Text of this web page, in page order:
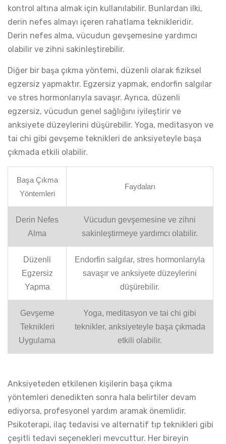
kontrol altına almak için kullanılabilir. Bunlardan ilki,
derin nefes almayı içeren rahatlama teknikleridir.
Derin nefes alma, vücudun gevşemesine yardımcı
olabilir ve zihni sakinleştirebilir.
Diğer bir başa çıkma yöntemi, düzenli olarak fiziksel
egzersiz yapmaktır. Egzersiz yapmak, endorfin salgılar
ve stres hormonlarıyla savaşır. Ayrıca, düzenli
egzersiz, vücudun genel sağlığını iyileştirir ve
anksiyete düzeylerini düşürebilir. Yoga, meditasyon ve
tai chi gibi gevşeme teknikleri de anksiyeteyle başa
çıkmada etkili olabilir.
Başa Çıkma
Yöntemleri
Faydaları
Derin Nefes
Alma
Vücudun gevşemesine ve zihni
sakinleştirmeye yardımcı olabilir.
Düzenli
Egzersiz
Yapma
Endorfin salgılar, stres hormonlarıyla
savaşır ve anksiyete düzeylerini
düşürebilir.
Gevşeme
Teknikleri
Uygulama
Yoga, meditasyon ve tai chi gibi
teknikler, anksiyeteyle başa çıkmada
etkili olabilir.
Anksiyeteden etkilenen kişilerin başa çıkma
yöntemleri denedikten sonra hala belirtiler devam
ediyorsa, profesyonel yardım aramak önemlidir.
Psikoterapi, ilaç tedavisi ve alternatif tıp teknikleri gibi
çeşitli tedavi seçenekleri mevcuttur. Her bireyin